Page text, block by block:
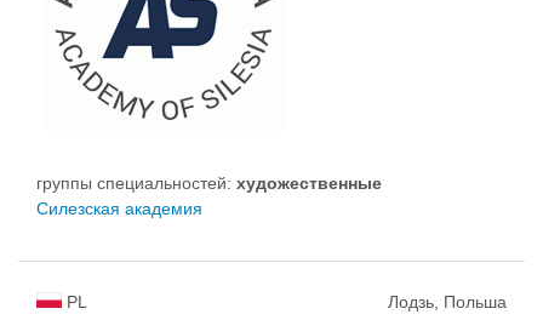
группы специальностей: художественные
Силезская академия
PL Лодзь, Польша